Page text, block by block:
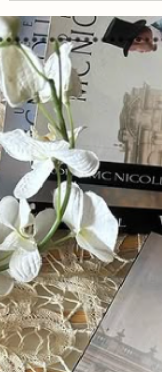
de voir son évolution. J’ai adoré la présence de
Gabriel et Victoria, ils ajoutent la touche
d’intrigue. C’est toujours un plaisir de revoir
Arizona, Juan, Kennedy et Spencer.